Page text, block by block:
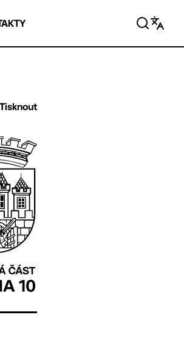
Tisknout